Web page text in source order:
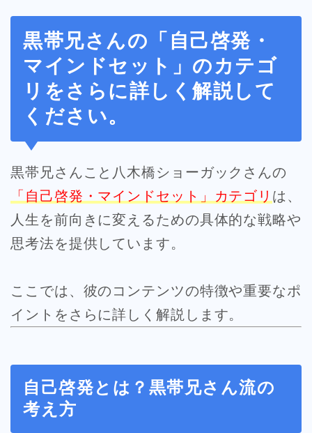
黒帯兄さんの「自己啓発・
マインドセット」のカテゴ
リをさらに詳しく解説して
ください。
黒帯兄さんこと八木橋ショーガックさんの
「自己啓発・マインドセット」カテゴリ は、
人生を前向きに変えるための具体的な戦略や
思考法を提供しています。
ここでは、彼のコンテンツの特徴や重要なポ
イントをさらに詳しく解説します。
自己啓発とは？黒帯兄さん流の
考え方